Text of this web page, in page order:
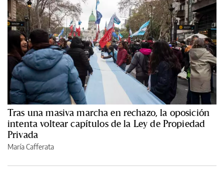
Tras una masiva marcha en rechazo, la oposición
intenta voltear capítulos de la Ley de Propiedad
Privada
María Cafferata